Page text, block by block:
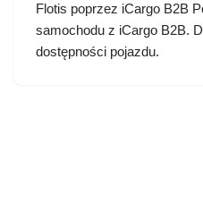
Flotis poprzez iCargo B2B
samochodu z iCargo B2B.
dostępności pojazdu.